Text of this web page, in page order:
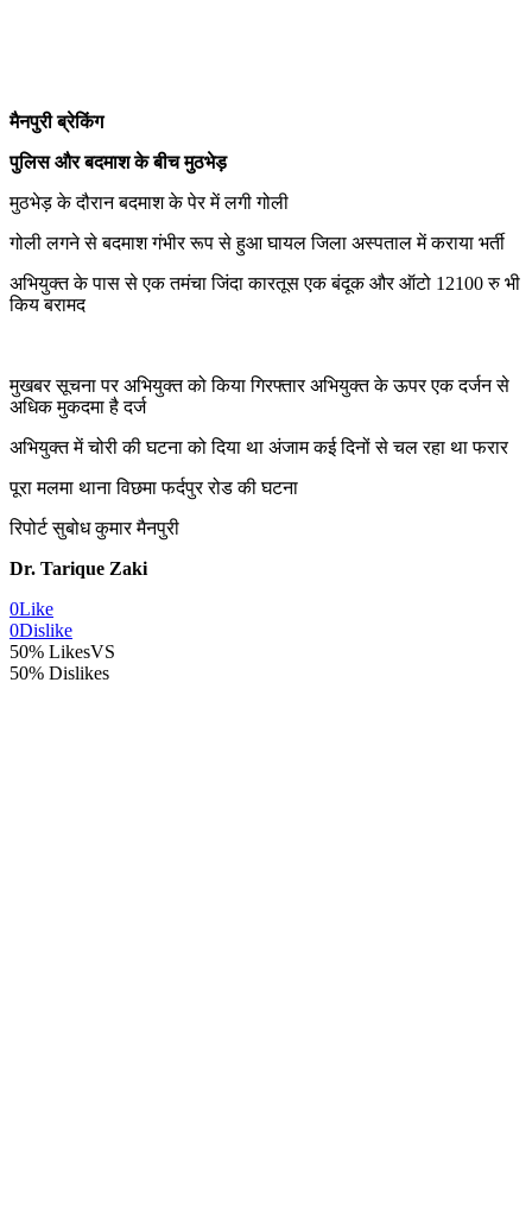
मैनपुरी ब्रेकिंग
पुलिस और बदमाश के बीच मुठभेड़
मुठभेड़ के दौरान बदमाश के पेर में लगी गोली
गोली लगने से बदमाश गंभीर रूप से हुआ घायल जिला अस्पताल में कराया भर्ती
अभियुक्त के पास से एक तमंचा जिंदा कारतूस एक बंदूक और ऑटो 12100 रु भी
किय बरामद
मुखबर सूचना पर अभियुक्त को किया गिरफ्तार अभियुक्त के ऊपर एक दर्जन से
अधिक मुकदमा है दर्ज
अभियुक्त में चोरी की घटना को दिया था अंजाम कई दिनों से चल रहा था फरार
पूरा मलमा थाना विछमा फर्दपुर रोड की घटना
रिपोर्ट सुबोध कुमार मैनपुरी
Dr. Tarique Zaki
0Like
0Dislike
50% LikesVS
50% Dislikes